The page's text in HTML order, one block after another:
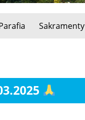
Sakramenty